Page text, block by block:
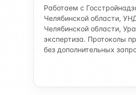
Работаем с
Челябинской области,
Челябинской области,
экспертиза. Протоколы
без дополнительных